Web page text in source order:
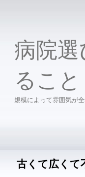
病院
ること
規模によって雰囲気が
古くて広くて